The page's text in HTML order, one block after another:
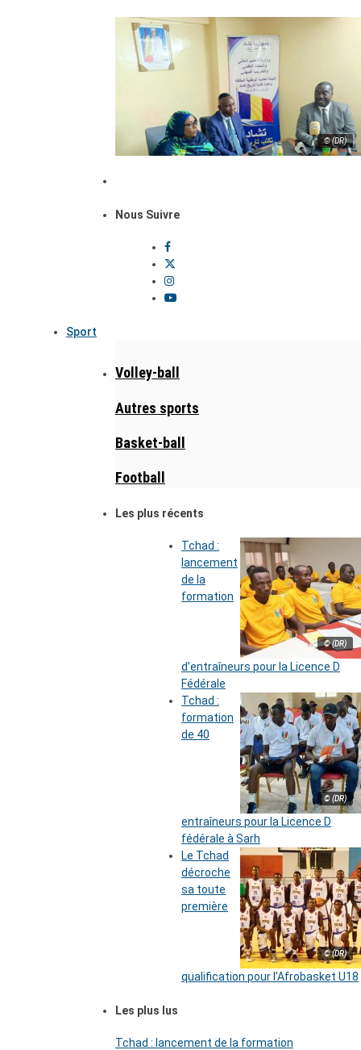
© (DR)
Nous Suivre
Sport
Volley-ball
Autres sports
Basket-ball
Football
Les plus récents
© (DR)
Tchad :
lancement
de la
formation
d’entraîneurs pour la Licence D
Fédérale
© (DR)
Tchad :
formation
de 40
entraîneurs pour la Licence D
fédérale à Sarh
© (DR)
Le Tchad
décroche
sa toute
première
qualification pour l’Afrobasket U18
Les plus lus
Tchad : lancement de la formation